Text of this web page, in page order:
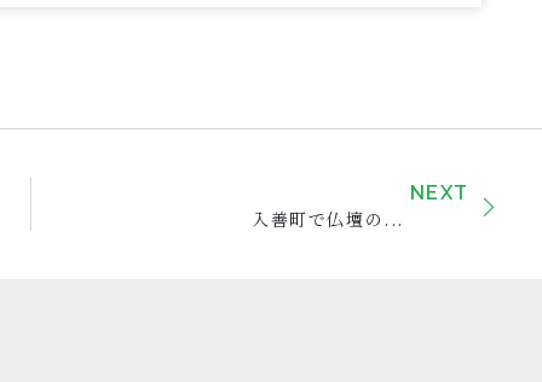
NEXT
入善町で仏壇の...